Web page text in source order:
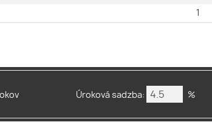
1
Úroková sadzba: %